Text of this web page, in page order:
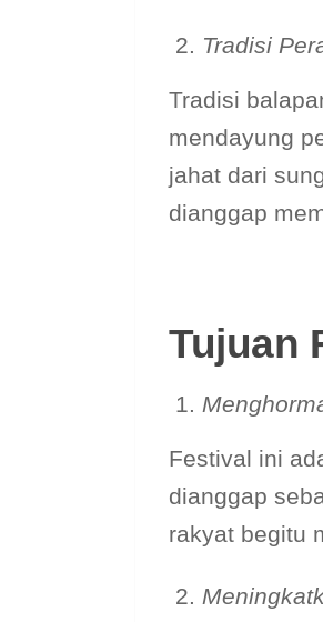
Tradisi
Tradisi
mendayung
jahat dari
dianggap
Tujuan
Festival ini
dianggap
rakyat begitu